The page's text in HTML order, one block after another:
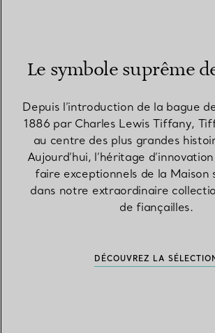
Le symbole suprême
Depuis l’introduction de la bague
1886 par Charles Lewis Tiffany,
au centre des plus grandes
Aujourd’hui, l’héritage
faire exceptionnels de la Maison
dans notre extraordinaire
de fiançailles.
DÉCOUVREZ LA